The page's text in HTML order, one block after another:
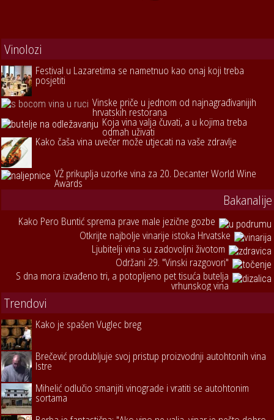
Vinolozi
Festival u Lazaretima se nametnuo kao onaj koji treba
posjetiti
Vinske priče u jednom od najnagrađivanijih
hrvatskih restorana
Koja vina valja čuvati, a u kojima treba
odmah uživati
Kako čaša vina uvečer može utjecati na vaše zdravlje
VŽ prikuplja uzorke vina za 20. Decanter World Wine
Awards
Bakanalije
Kako Pero Buntić sprema prave male jezične gozbe
Otkrijte najbolje vinarije istoka Hrvatske
Ljubitelji vina su zadovoljni životom
Održani 29. "Vinski razgovori"
S dna mora izvađeno tri, a potopljeno pet tisuća butelja
vrhunskog vina
Trendovi
Kako je spašen Vuglec breg
Brečević produbljuje svoj pristup proizvodnji autohtonih vina
Istre
Mihelić odlučio smanjiti vinograde i vratiti se autohtonim
sortama